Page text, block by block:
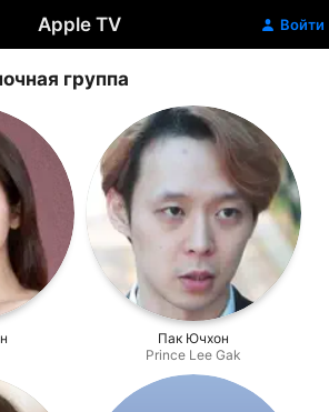
Apple TV Войти
группа
Пак Ючхон
Prince Lee Gak